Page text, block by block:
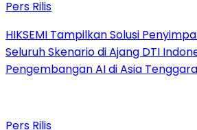
Pers Rilis
HIKSEMI Tampilkan Solusi
Seluruh Skenario di Ajang DTI
Pengembangan AI di Asia Tenggara
Pers Rilis